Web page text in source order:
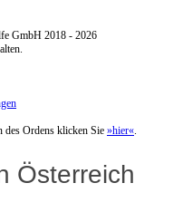
GmbH 2018 - 2026
Ordens klicken Sie »hier«.
Österreich